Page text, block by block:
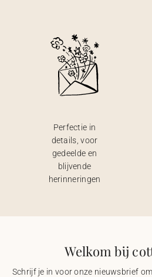
Perfectie in
details, voor
gedeelde en
blijvende
herinneringen
Welkom bij
Schrijf je in voor onze nieuwsbrief